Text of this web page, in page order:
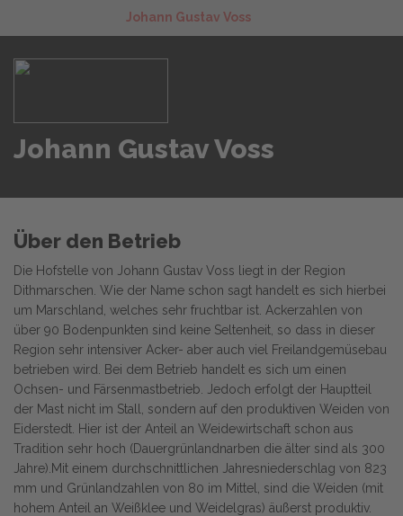
Johann Gustav Voss
Johann Gustav Voss
Über den Betrieb
Die Hofstelle von Johann Gustav Voss liegt in der Region
Dithmarschen. Wie der Name schon sagt handelt es sich hierbei
um Marschland, welches sehr fruchtbar ist. Ackerzahlen von
über 90 Bodenpunkten sind keine Seltenheit, so dass in dieser
Region sehr intensiver Acker- aber auch viel Freilandgemüsebau
betrieben wird. Bei dem Betrieb handelt es sich um einen
Ochsen- und Färsenmastbetrieb. Jedoch erfolgt der Hauptteil
der Mast nicht im Stall, sondern auf den produktiven Weiden von
Eiderstedt. Hier ist der Anteil an Weidewirtschaft schon aus
Tradition sehr hoch (Dauergrünlandnarben die älter sind als 300
Jahre).Mit einem durchschnittlichen Jahresniederschlag von 823
mm und Grünlandzahlen von 80 im Mittel, sind die Weiden (mit
hohem Anteil an Weißklee und Weidelgras) äußerst produktiv.